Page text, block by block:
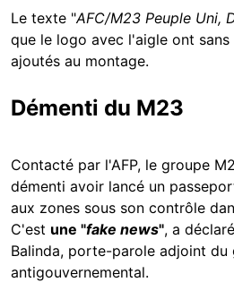
Le texte "AFC/M23 Peuple Uni,
que le logo avec l'aigle ont
ajoutés au montage.
Démenti du M23
Contacté par l'AFP, le groupe
démenti avoir lancé un
aux zones sous son contrôle
C'est une "fake news", a
Balinda, porte-parole adjoint du
antigouvernemental.